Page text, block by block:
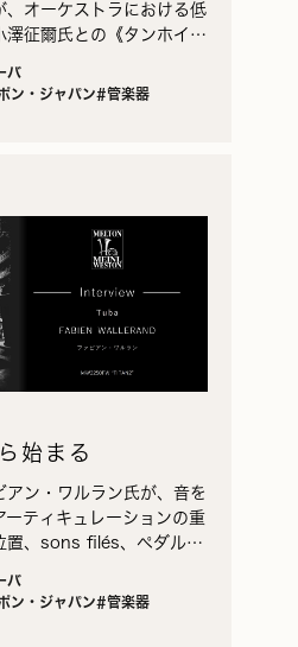
、オーケストラにおける低
澤征爾氏との《タンホイザ
音の本質に迫る。
バ
ン・ジャパン#管楽器
始まる
アン・ワルラン氏が、音を
ーティキュレーションの重
置、sons filés、ペダルト
。
バ
ン・ジャパン#管楽器